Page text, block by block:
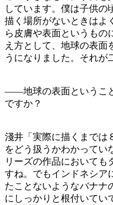
しています。僕は子供の
描く場所がないときはよ
ら皮膚や表面というもの
え方として、地球の表面
うになりました。それが
——地球の表面というこ
ですか？
淺井「実際に描くまでは
をどう扱うかわかってい
リーズの作品においても
すね。でもインドネシア
たことないようなバナナ
にしっかりと根付いてい